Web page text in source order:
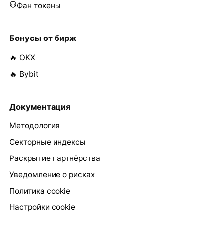
Фан токены
Бонусы от бирж
🔥 OKX
🔥 Bybit
Документация
Методология
Секторные индексы
Раскрытие партнёрства
Уведомление о рисках
Политика cookie
Настройки cookie